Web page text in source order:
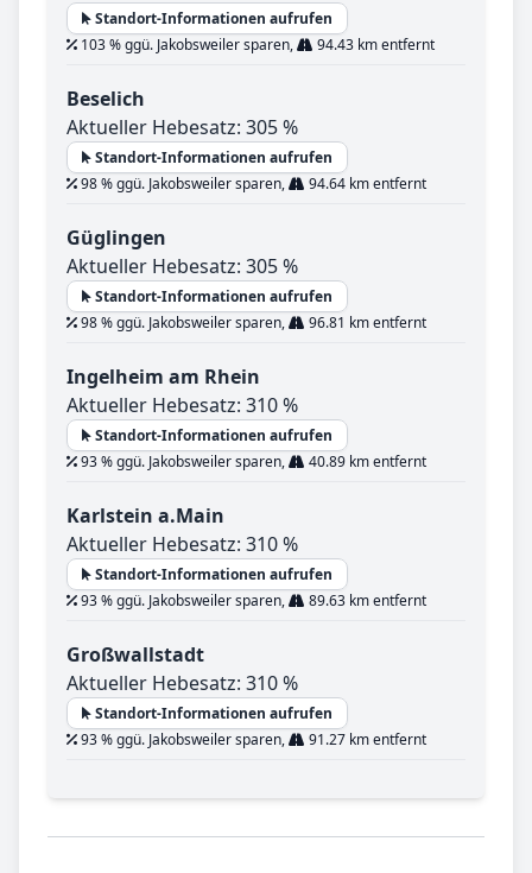
Standort-Informationen aufrufen
103 % ggü. Jakobsweiler sparen,
94.43 km entfernt
Beselich
Aktueller Hebesatz: 305 %
Standort-Informationen aufrufen
98 % ggü. Jakobsweiler sparen,
94.64 km entfernt
Güglingen
Aktueller Hebesatz: 305 %
Standort-Informationen aufrufen
98 % ggü. Jakobsweiler sparen,
96.81 km entfernt
Ingelheim am Rhein
Aktueller Hebesatz: 310 %
Standort-Informationen aufrufen
93 % ggü. Jakobsweiler sparen,
40.89 km entfernt
Karlstein a.Main
Aktueller Hebesatz: 310 %
Standort-Informationen aufrufen
93 % ggü. Jakobsweiler sparen,
89.63 km entfernt
Großwallstadt
Aktueller Hebesatz: 310 %
Standort-Informationen aufrufen
93 % ggü. Jakobsweiler sparen,
91.27 km entfernt